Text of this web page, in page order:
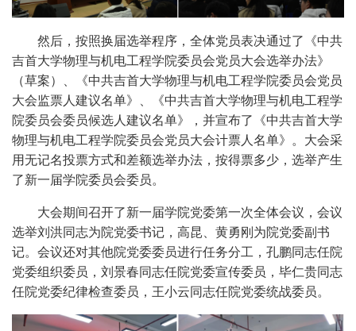
然后，按照换届选举程序，全体党员表决通过了《中共
吉首大学物理与机电工程学院委员会党员大会选举办法》
（草案）、《中共吉首大学物理与机电工程学院委员会党员
大会监票人建议名单》、《中共吉首大学物理与机电工程学
院委员会委员候选人建议名单》，并宣布了《中共吉首大学
物理与机电工程学院委员会党员大会计票人名单》。大会采
用无记名投票方式和差额选举办法，按得票多少，选举产生
了新一届学院委员会委员。
大会期间召开了新一届学院党委第一次全体会议，会议
选举刘洪同志为院党委书记，高昆、黄勇刚为院党委副书
记。会议还对其他院党委委员进行任务分工，孔鹏同志任院
党委组织委员，刘景春同志任院党委宣传委员，毕仁贵同志
任院党委纪律检查委员，王小云同志任院党委统战委员。